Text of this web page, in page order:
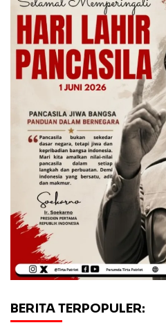
BERITA TERPOPULER: